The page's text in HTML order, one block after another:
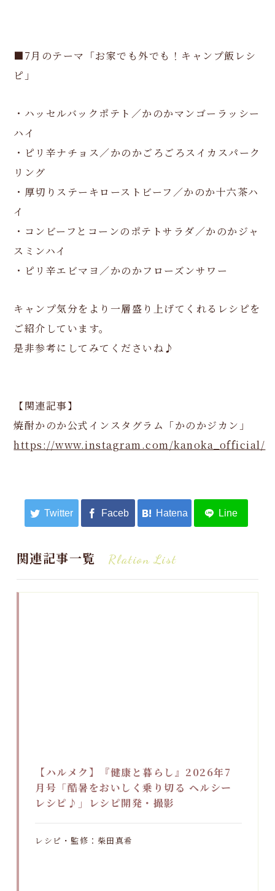
■7月のテーマ「お家でも外でも！キャンプ飯レシ
ピ」
・ハッセルバックポテト／かのかマンゴーラッシー
ハイ
・ピリ辛ナチョス／かのかごろごろスイカスパーク
リング
・厚切りステーキローストビーフ／かのか十六茶ハ
イ
・コンビーフとコーンのポテトサラダ／かのかジャ
スミンハイ
・ピリ辛エビマヨ／かのかフローズンサワー
キャンプ気分をより一層盛り上げてくれるレシピを
ご紹介しています。
是非参考にしてみてくださいね♪
【関連記事】
焼酎かのか公式インスタグラム「かのかジカン」
https://www.instagram.com/kanoka_official/
関連記事一覧 Rlation List
【ハルメク】『健康と暮らし』2026年7
月号「酷暑をおいしく乗り切る ヘルシー
レシピ♪」レシピ開発・撮影
レシピ・監修：柴田真希